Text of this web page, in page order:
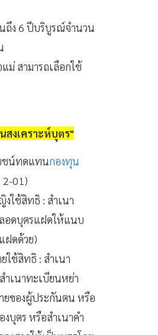
ถึง 6 ปีบริบูรณ์จำนวน
สามารถเลือกใช้
สงเคราะห์บุตร"
ชน์ทดแทนกองทุน
01)
ใช้สิทธิ : สำเนา
อดบุตรแฝดให้แนบ
ฝดด้วย)
ช้สิทธิ : สำเนา
เนาทะเบียนหย่า
ของผู้ประกันตน หรือ
บุตร หรือสำเนาคำ